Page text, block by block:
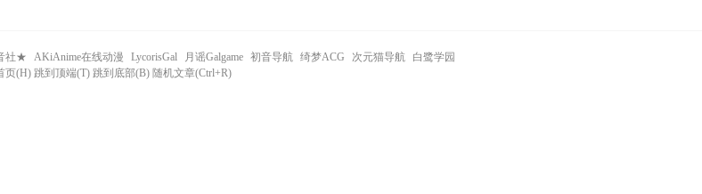
社★ AKiAnime在线动漫 LycorisGal 月谣Galgame 初音导航 绮梦ACG 次元猫导航
白鹭学园
页(H) 跳到顶端(T) 跳到底部(B) 随机文章(Ctrl+R)